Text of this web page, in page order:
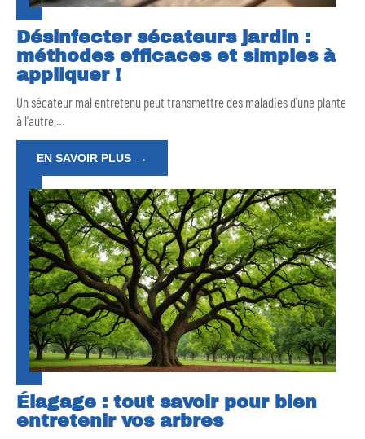
Désinfecter sécateurs jardin :
méthodes efficaces et simples à
appliquer !
Un sécateur mal entretenu peut transmettre des maladies d'une plante
à l'autre,…
EN SAVOIR PLUS
Élagage : tout savoir pour bien
entretenir vos arbres